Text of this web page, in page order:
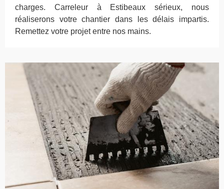
charges. Carreleur à Estibeaux sérieux, nous
réaliserons votre chantier dans les délais impartis.
Remettez votre projet entre nos mains.